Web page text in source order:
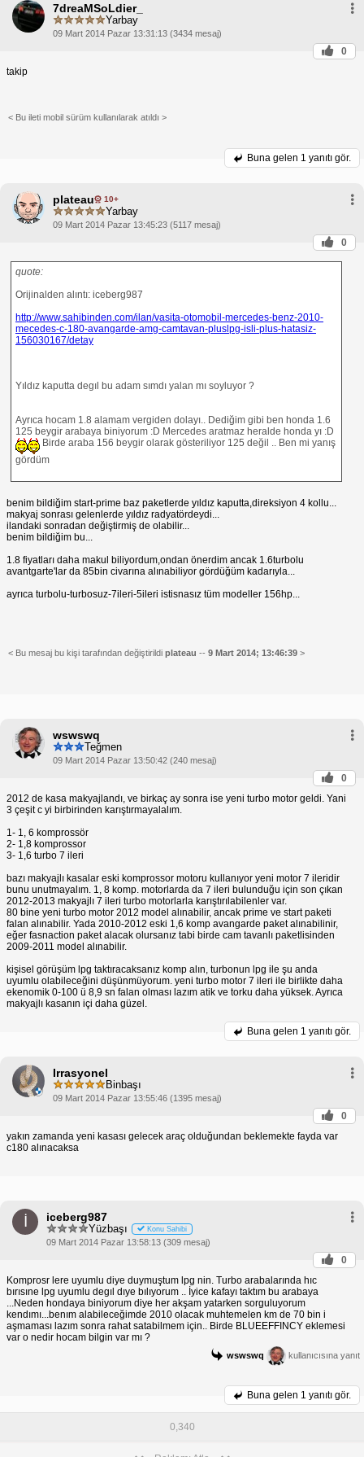
7dreaMSoLdier_
Yarbay
09 Mart 2014 Pazar 13:31:13 (3434 mesaj)
0
takip
< Bu ileti mobil sürüm kullanılarak atıldı >
Buna gelen 1 yanıtı gör.
plateau 10+
Yarbay
09 Mart 2014 Pazar 13:45:23 (5117 mesaj)
0
quote:
Orijinalden alıntı: iceberg987
http://www.sahibinden.com/ilan/vasita-otomobil-mercedes-benz-2010-
mecedes-c-180-avangarde-amg-camtavan-pluslpg-isli-plus-hatasiz-
156030167/detay
Yıldız kaputta degıl bu adam sımdı yalan mı soyluyor ?
Ayrıca hocam 1.8 alamam vergiden dolayı.. Dediğim gibi ben honda 1.6
125 beygir arabaya biniyorum :D Mercedes aratmaz heralde honda yı :D
Birde araba 156 beygir olarak gösteriliyor 125 değil .. Ben mi yanış
gördüm
benim bildiğim start-prime baz paketlerde yıldız kaputta,direksiyon 4 kollu...
makyaj sonrası gelenlerde yıldız radyatördeydi...
ilandaki sonradan değiştirmiş de olabilir...
benim bildiğim bu...
1.8 fiyatları daha makul biliyordum,ondan önerdim ancak 1.6turbolu
avantgarte'lar da 85bin civarına alınabiliyor gördüğüm kadarıyla...
ayrıca turbolu-turbosuz-7ileri-5ileri istisnasız tüm modeller 156hp...
< Bu mesaj bu kişi tarafından değiştirildi plateau -- 9 Mart 2014; 13:46:39 >
wswswq
Teğmen
09 Mart 2014 Pazar 13:50:42 (240 mesaj)
0
2012 de kasa makyajlandı, ve birkaç ay sonra ise yeni turbo motor geldi. Yani
3 çeşit c yi birbirinden karıştırmayalalım.
1- 1, 6 komprossör
2- 1,8 komprossor
3- 1,6 turbo 7 ileri
bazı makyajlı kasalar eski komprossor motoru kullanıyor yeni motor 7 ileridir
bunu unutmayalım. 1, 8 komp. motorlarda da 7 ileri bulunduğu için son çıkan
2012-2013 makyajlı 7 ileri turbo motorlarla karıştırılabilenler var.
80 bine yeni turbo motor 2012 model alınabilir, ancak prime ve start paketi
falan alınabilir. Yada 2010-2012 eski 1,6 komp avangarde paket alınabilinir,
eğer fasnaction paket alacak olursanız tabi birde cam tavanlı paketlisinden
2009-2011 model alınabilir.
kişisel görüşüm lpg taktıracaksanız komp alın, turbonun lpg ile şu anda
uyumlu olabileceğini düşünmüyorum. yeni turbo motor 7 ileri ile birlikte daha
ekenomik 0-100 ü 8,9 sn falan olması lazım atik ve torku daha yüksek. Ayrıca
makyajlı kasanın içi daha güzel.
Buna gelen 1 yanıtı gör.
Irrasyonel
Binbaşı
09 Mart 2014 Pazar 13:55:46 (1395 mesaj)
0
yakın zamanda yeni kasası gelecek araç olduğundan beklemekte fayda var
c180 alınacaksa
İ iceberg987
Yüzbaşı Konu Sahibi
09 Mart 2014 Pazar 13:58:13 (309 mesaj)
0
Komprosr lere uyumlu diye duymuştum lpg nin. Turbo arabalarında hıc
bırısıne lpg uyumlu degıl dıye bılıyorum .. İyice kafayı taktım bu arabaya
...Neden hondaya biniyorum diye her akşam yatarken sorguluyorum
kendımı...benım alabileceğimde 2010 olacak muhtemelen km de 70 bin i
aşmaması lazım sonra rahat satabilmem için.. Birde BLUEEFFINCY eklemesi
var o nedir hocam bilgin var mı ?
wswswq kullanıcısına yanıt
Buna gelen 1 yanıtı gör.
0,340